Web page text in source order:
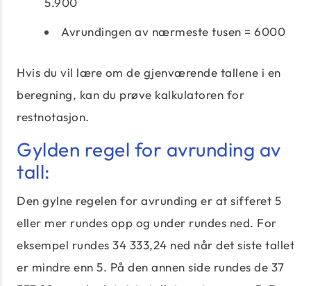
Avrundingen av nærmeste tusen = 6000
Hvis du vil lære om de gjenværende tallene i en
beregning, kan du prøve kalkulatoren for
restnotasjon.
Gylden regel for avrunding av
tall:
Den gylne regelen for avrunding er at sifferet 5
eller mer rundes opp og under rundes ned. For
eksempel rundes 34 333,24 ned når det siste tallet
er mindre enn 5. På den annen side rundes de 37